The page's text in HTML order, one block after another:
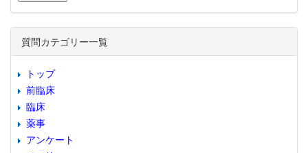
質問カテゴリー一覧
トップ
前臨床
臨床
薬事
アンケート